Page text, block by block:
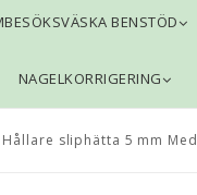
BENSTÖD
NAGELKORRIGERING
Hållare sliphätta 5 mm Med